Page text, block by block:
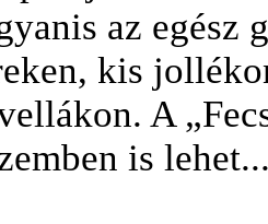
az egész
kis
A
is